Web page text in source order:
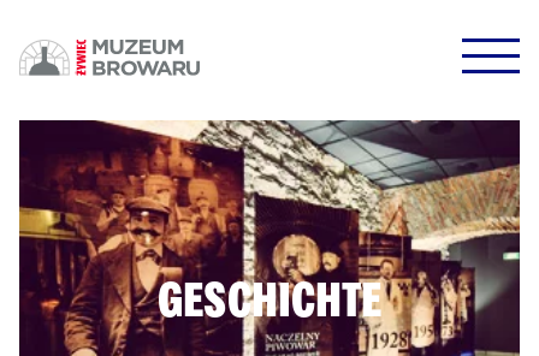
DOWODZIKI DO KONTROLI!
POTWIERDŹ
GESCHICHTE